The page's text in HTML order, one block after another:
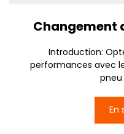
Changement
Introduction:
performances avec
pneu
En